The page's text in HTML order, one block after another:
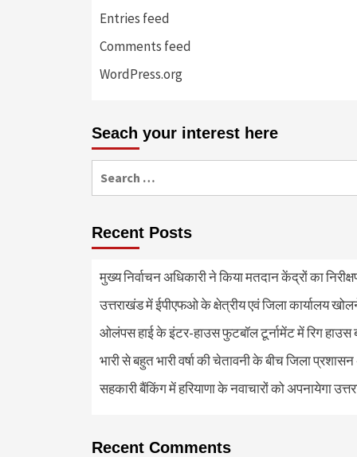
Entries feed
Comments feed
WordPress.org
Seach your interest here
for:
Recent Posts
मुख्य निर्वाचन अधिकारी ने किया मतदान केंद्रों का
उत्तराखंड में ईपीएफओ के क्षेत्रीय एवं जिला कार्यालय
ओलंपस हाई के इंटर-हाउस फुटबॉल टूर्नामेंट में रिग हाउस
भारी से बहुत भारी वर्षा की चेतावनी के बीच जिला
सहकारी बैंकिंग में हरियाणा के नवाचारों को अपनायेगा
Recent Comments